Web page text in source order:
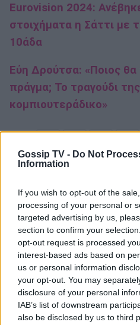
Gossip TV - Do Not
Information
If you wish to opt-out of the
processing of your personal or
targeted advertising by us,
section to confirm your
opt-out request is processed
interest-based ads based on
us or personal information
your opt-out. You may
disclosure of your personal
IAB’s list of downstream
also be disclosed by us to third
Eurovision 2024:
στοιχήματα η Σάττι με
10άδα
Εύη Δρούτσα: «Ποιος θα
πράγμα; Το τραγούδι της
κομπιουτεράδικο»
Eurovision 2024 Ελλάδα
ΡΟΗ
SHOWBIZ